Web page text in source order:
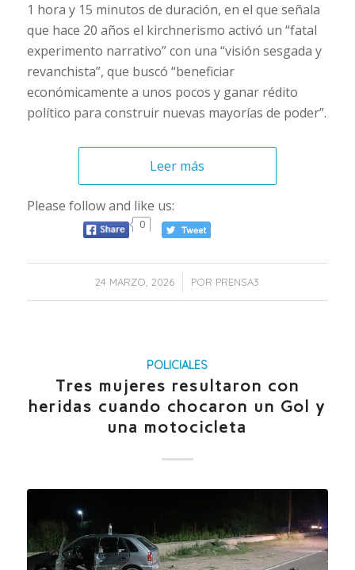
1 hora y 15 minutos de duración, en el que señala
que hace 20 años el kirchnerismo activó un “fatal
experimento narrativo” con una “visión sesgada y
revanchista”, que buscó “beneficiar
económicamente a unos pocos y ganar rédito
político para construir nuevas mayorías de poder”.
Leer más
Please follow and like us:
0
24 MARZO, 2026
/ POR PRENSA3
POLICIALES
Tres mujeres resultaron con
heridas cuando chocaron un Gol y
una motocicleta